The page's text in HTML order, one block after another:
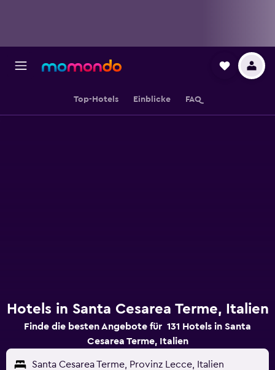
Top-Hotels Einblicke FAQ
Hotels in Santa Cesarea Terme, Italien
Finde die besten Angebote für 131 Hotels in Santa
Cesarea Terme, Italien
Santa Cesarea Terme, Provinz Lecce, Italien